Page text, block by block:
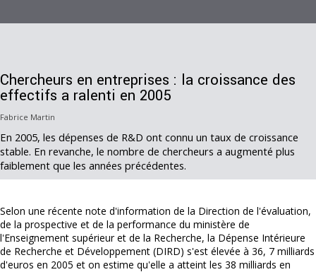
Chercheurs en entreprises : la croissance des
effectifs a ralenti en 2005
Fabrice Martin
En 2005, les dépenses de R&D ont connu un taux de croissance
stable. En revanche, le nombre de chercheurs a augmenté plus
faiblement que les années précédentes.
Selon une récente note d'information de la Direction de l'évaluation,
de la prospective et de la performance du ministère de
l'Enseignement supérieur et de la Recherche, la Dépense Intérieure
de Recherche et Développement (DIRD) s'est élevée à 36, 7 milliards
d'euros en 2005 et on estime qu'elle a atteint les 38 milliards en